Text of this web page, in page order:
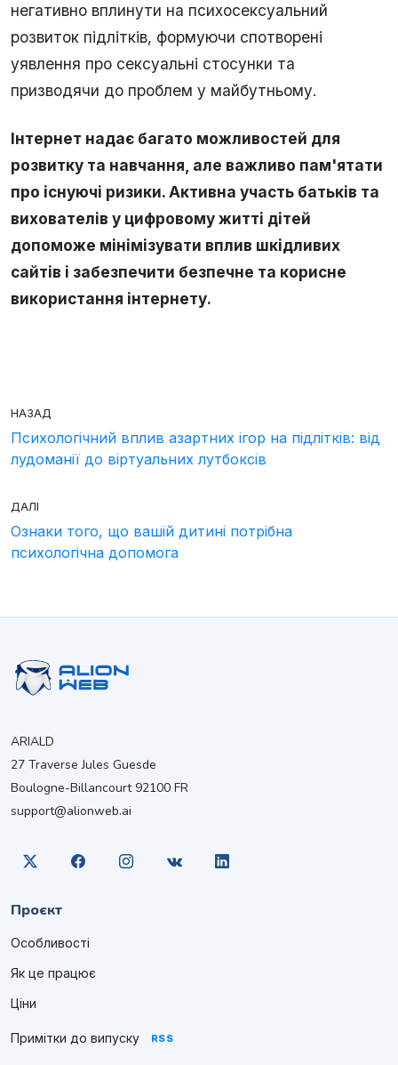
негативно вплинути на психосексуальний
розвиток підлітків, формуючи спотворені
уявлення про сексуальні стосунки та
призводячи до проблем у майбутньому.
Інтернет надає багато можливостей для
розвитку та навчання, але важливо пам'ятати
про існуючі ризики. Активна участь батьків та
вихователів у цифровому житті дітей
допоможе мінімізувати вплив шкідливих
сайтів і забезпечити безпечне та корисне
використання інтернету.
НАЗАД
Психологічний вплив азартних ігор на підлітків: від
лудоманії до віртуальних лутбоксів
ДАЛІ
Ознаки того, що вашій дитині потрібна
психологічна допомога
ARIALD
27 Traverse Jules Guesde
Boulogne-Billancourt 92100 FR
support@alionweb.ai
Проєкт
Особливості
Як це працює
Ціни
Примітки до випуску RSS